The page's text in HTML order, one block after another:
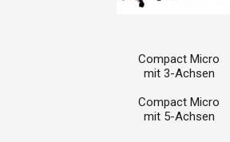
Compact Micro
mit 3-Achsen
Compact Micro
mit 5-Achsen